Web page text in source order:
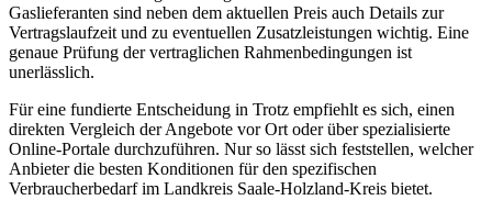
Gaslieferanten sind neben dem aktuellen Preis auch Details zur
Vertragslaufzeit und zu eventuellen Zusatzleistungen wichtig. Eine
genaue Prüfung der vertraglichen Rahmenbedingungen ist
unerlässlich.
Für eine fundierte Entscheidung in Trotz empfiehlt es sich, einen
direkten Vergleich der Angebote vor Ort oder über spezialisierte
Online-Portale durchzuführen. Nur so lässt sich feststellen, welcher
Anbieter die besten Konditionen für den spezifischen
Verbraucherbedarf im Landkreis Saale-Holzland-Kreis bietet.